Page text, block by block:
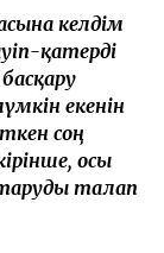
келдім
қатерді
екенін
соң
осы
талап